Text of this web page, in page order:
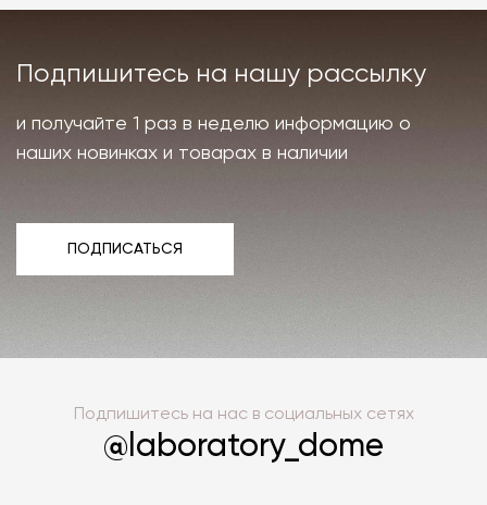
Подпишитесь на нашу рассылку
и получайте 1 раз в неделю информацию о
наших новинках и товарах в наличии
ПОДПИСАТЬСЯ
Подпишитесь на нас в социальных сетях
@laboratory_dome